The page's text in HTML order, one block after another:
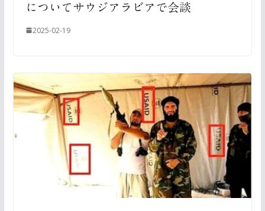
についてサウジアラビアで会談
2025-02-19